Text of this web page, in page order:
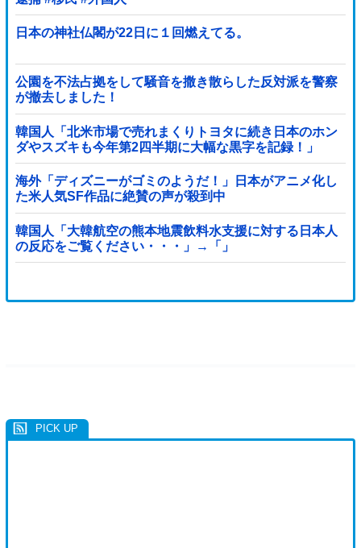
日本の神社仏閣が22日に１回燃えてる。
公園を不法占拠をして騒音を撒き散らした反対派を警察
が撤去しました！
韓国人「北米市場で売れまくりトヨタに続き日本のホン
ダやスズキも今年第2四半期に大幅な黒字を記録！」
→「あまりにも見事なV字回復‥」
海外「ディズニーがゴミのようだ！」日本がアニメ化し
た米人気SF作品に絶賛の声が殺到中
韓国人「大韓航空の熊本地震飲料水支援に対する日本人
の反応をご覧ください・・・」→「」